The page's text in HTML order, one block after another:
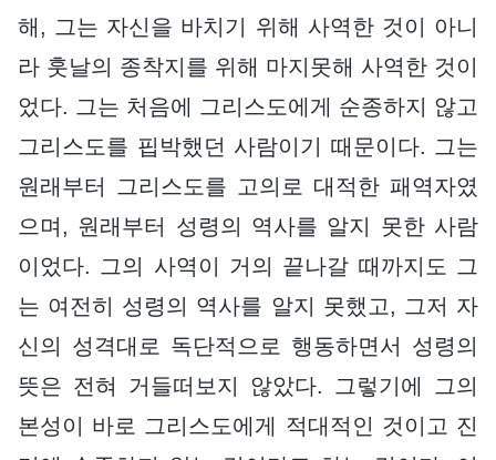
해, 그는 자신을 바치기 위해 사역한 것이 아니
라 훗날의 종착지를 위해 마지못해 사역한 것이
었다. 그는 처음에 그리스도에게 순종하지 않고
그리스도를 핍박했던 사람이기 때문이다. 그는
원래부터 그리스도를 고의로 대적한 패역자였
으며, 원래부터 성령의 역사를 알지 못한 사람
이었다. 그의 사역이 거의 끝나갈 때까지도 그
는 여전히 성령의 역사를 알지 못했고, 그저 자
신의 성격대로 독단적으로 행동하면서 성령의
뜻은 전혀 거들떠보지 않았다. 그렇기에 그의
본성이 바로 그리스도에게 적대적인 것이고 진